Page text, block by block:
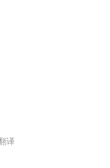
译